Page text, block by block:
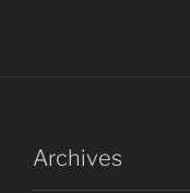
Archives